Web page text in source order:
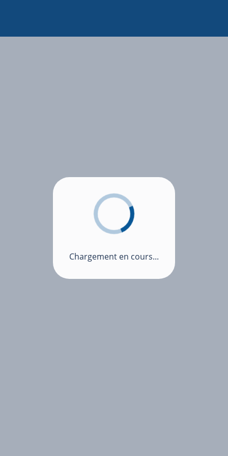
Chargement en cours...